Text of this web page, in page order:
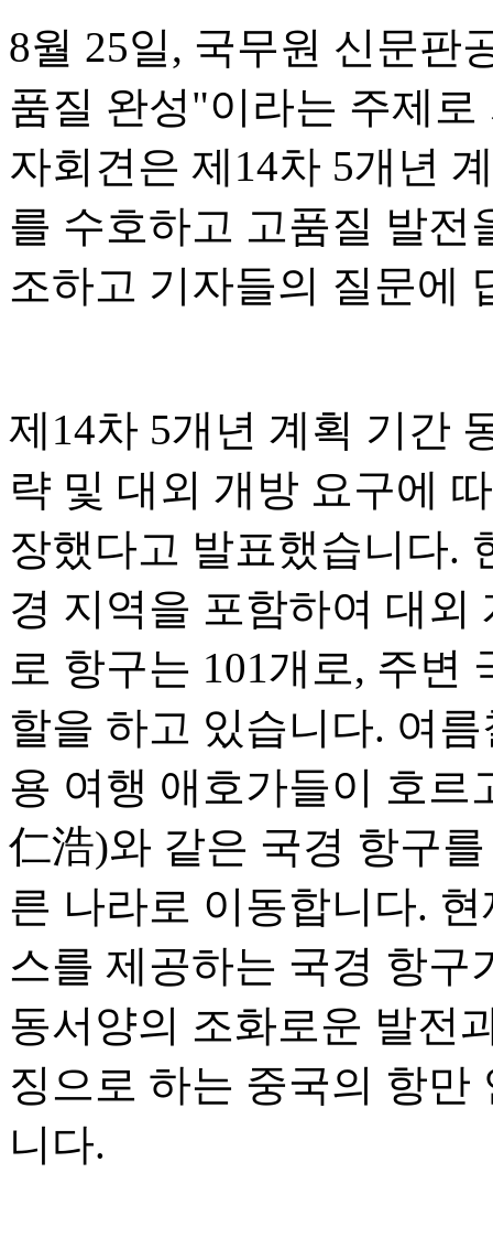
8월 25일, 국무원 신문판
품질 완성"이라는 주제
자회견은 제14차 5개년
를 수호하고 고품질 발전
조하고 기자들의 질문에
제14차 5개년 계획 기간
략 및 대외 개방 요구에
장했다고 발표했습니다.
경 지역을 포함하여 대외
로 항구는 101개로, 주변
할을 하고 있습니다. 여
용 여행 애호가들이 호
仁浩)와 같은 국경 항구
른 나라로 이동합니다.
스를 제공하는 국경 항구
동서양의 조화로운 발전
징으로 하는 중국의 항만
니다.